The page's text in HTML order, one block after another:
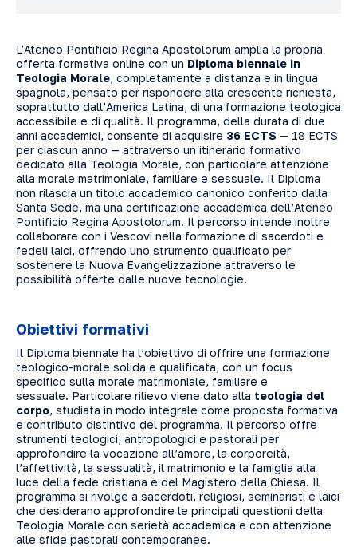
L’Ateneo Pontificio Regina Apostolorum amplia la propria
offerta formativa online con un Diploma biennale in
Teologia Morale, completamente a distanza e in lingua
spagnola, pensato per rispondere alla crescente richiesta,
soprattutto dall’America Latina, di una formazione teologica
accessibile e di qualità. Il programma, della durata di due
anni accademici, consente di acquisire 36 ECTS — 18 ECTS
per ciascun anno — attraverso un itinerario formativo
dedicato alla Teologia Morale, con particolare attenzione
alla morale matrimoniale, familiare e sessuale. Il Diploma
non rilascia un titolo accademico canonico conferito dalla
Santa Sede, ma una certificazione accademica dell’Ateneo
Pontificio Regina Apostolorum. Il percorso intende inoltre
collaborare con i Vescovi nella formazione di sacerdoti e
fedeli laici, offrendo uno strumento qualificato per
sostenere la Nuova Evangelizzazione attraverso le
possibilità offerte dalle nuove tecnologie.
Obiettivi formativi
Il Diploma biennale ha l’obiettivo di offrire una formazione
teologico-morale solida e qualificata, con un focus
specifico sulla morale matrimoniale, familiare e
sessuale. Particolare rilievo viene dato alla teologia del
corpo, studiata in modo integrale come proposta formativa
e contributo distintivo del programma. Il percorso offre
strumenti teologici, antropologici e pastorali per
approfondire la vocazione all’amore, la corporeità,
l’affettività, la sessualità, il matrimonio e la famiglia alla
luce della fede cristiana e del Magistero della Chiesa. Il
programma si rivolge a sacerdoti, religiosi, seminaristi e laici
che desiderano approfondire le principali questioni della
Teologia Morale con serietà accademica e con attenzione
alle sfide pastorali contemporanee.